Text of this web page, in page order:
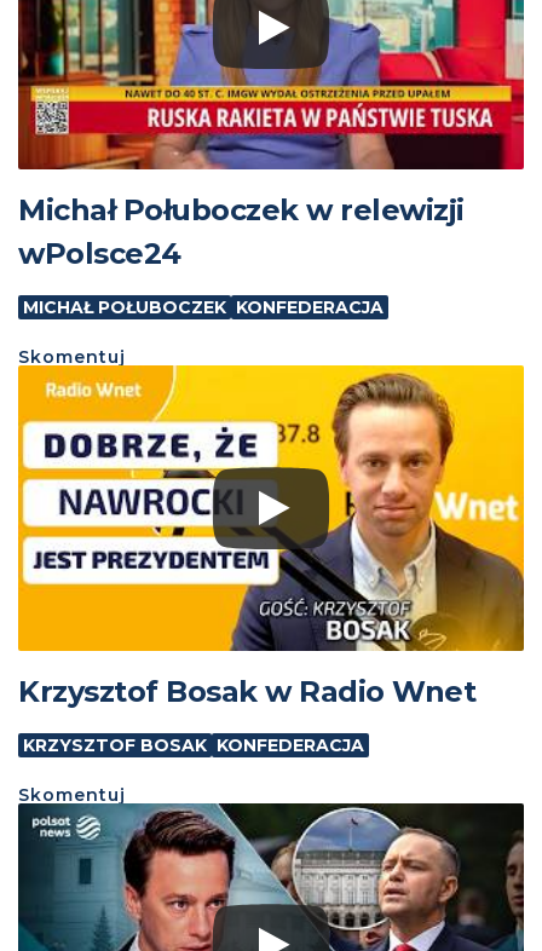
Michał Połuboczek w relewizji
wPolsce24
MICHAŁ POŁUBOCZEK KONFEDERACJA
Skomentuj
Krzysztof Bosak w Radio Wnet
KRZYSZTOF BOSAK KONFEDERACJA
Skomentuj